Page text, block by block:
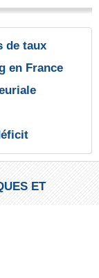
de taux
en France
ET